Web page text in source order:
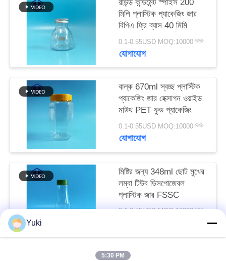
একটি
উদ্ধৃতি
করুন
সাইট
গোপনীয়তা
নীতি
রাউন্ড কন্ডিমেন্ট স্পাইস 200
মিলি প্লাস্টিক প্যাকেজিং জার
বিপিএ ফ্রি ব্যাস 40 মিমি
0.1-0.55USD MOQ:10000 পিসি
যোগাযোগ
বাল্ক 670ml স্বচ্ছ প্লাস্টিক
প্যাকেজিং জার হেক্সাগন ওয়াইড
মাউথ PET ফুড প্যাকেজিং
0.1-0.55USD MOQ:10000 পিসি
যোগাযোগ
মিষ্টির জন্য 348ml ছোট মুখের
লম্বা টিউব ডিসপোজেবল
প্লাস্টিক জার FSSC
0.1-0.55USD MOQ:10000 পিসি
Yuki
5:30 PM